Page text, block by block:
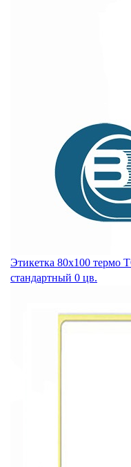
Этикетка 80х100 термо
стандартный 0 цв.